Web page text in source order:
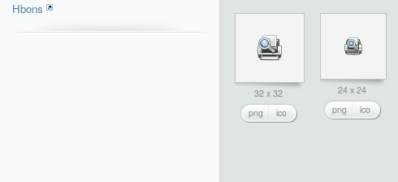
Hbons
32 x 32
png
ico
24 x 24
png
ico